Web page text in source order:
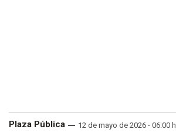
Plaza Pública 12 de mayo de 2026 - 06:00 h